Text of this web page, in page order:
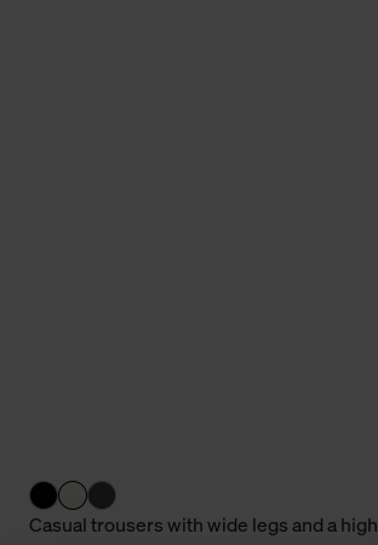
Casual trousers with wide legs and a high